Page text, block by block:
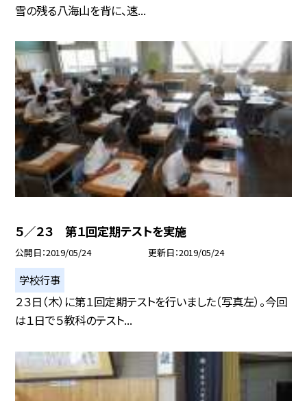
雪の残る八海山を背に、速...
５／２３ 第１回定期テストを実施
公開日 2019/05/24 更新日 2019/05/24
学校行事
２３日（木）に第１回定期テストを行いました（写真左）。今回
は１日で５教科のテスト...